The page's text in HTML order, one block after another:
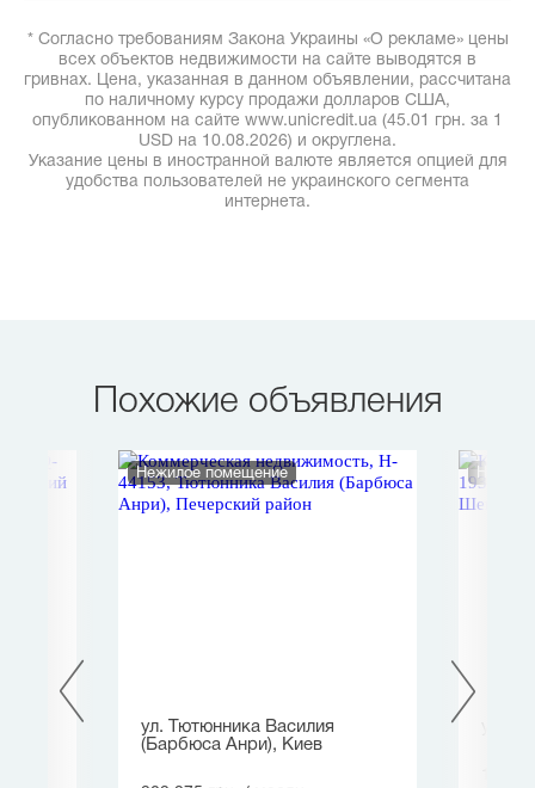
* Согласно требованиям Закона Украины «О рекламе» цены
всех объектов недвижимости на сайте выводятся в
гривнах. Цена, указанная в данном объявлении, рассчитана
по наличному курсу продажи долларов США,
опубликованном на сайте www.unicredit.ua (45.01 грн. за 1
USD на 10.08.2026) и округлена.
Указание цены в иностранной валюте является опцией для
удобства пользователей не украинского сегмента
интернета.
Похожие объявления
Нежилое помещение
ул. Тютюнника Василия
(Барбюса Анри), Киев